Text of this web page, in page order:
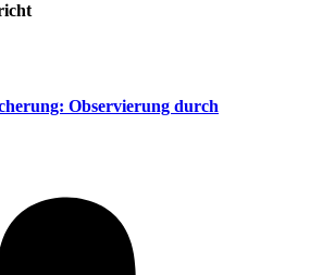
Observierung durch